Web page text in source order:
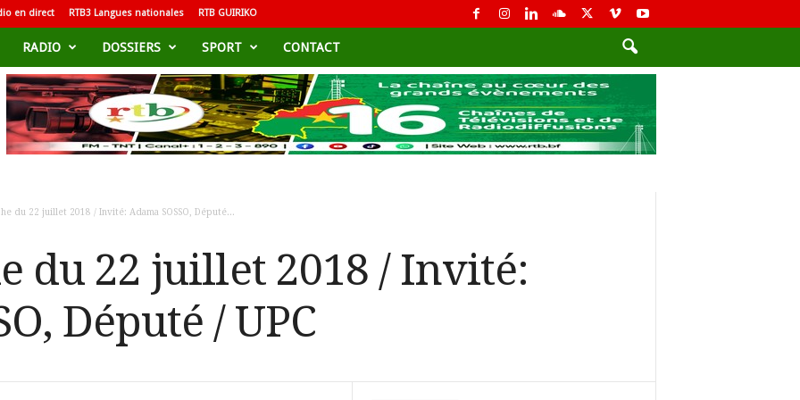
en direct RTB3 Langues nationales RTB GUIRIKO
RADIO DOSSIERS SPORT CONTACT
du 22 juillet 2018 / Invité: Adama SOSSO, Député...
du 22 juillet 2018 / Invité:
Député / UPC